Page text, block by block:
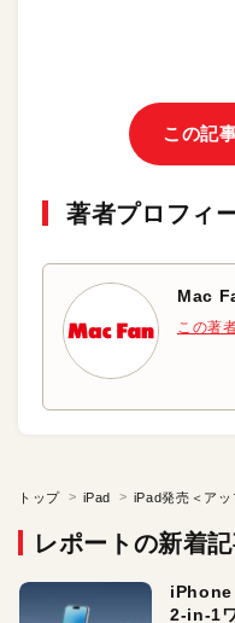
この記
著者プロフィ
Mac
この著
トップ iPad
レポートの新着
iPhone
2-in-1